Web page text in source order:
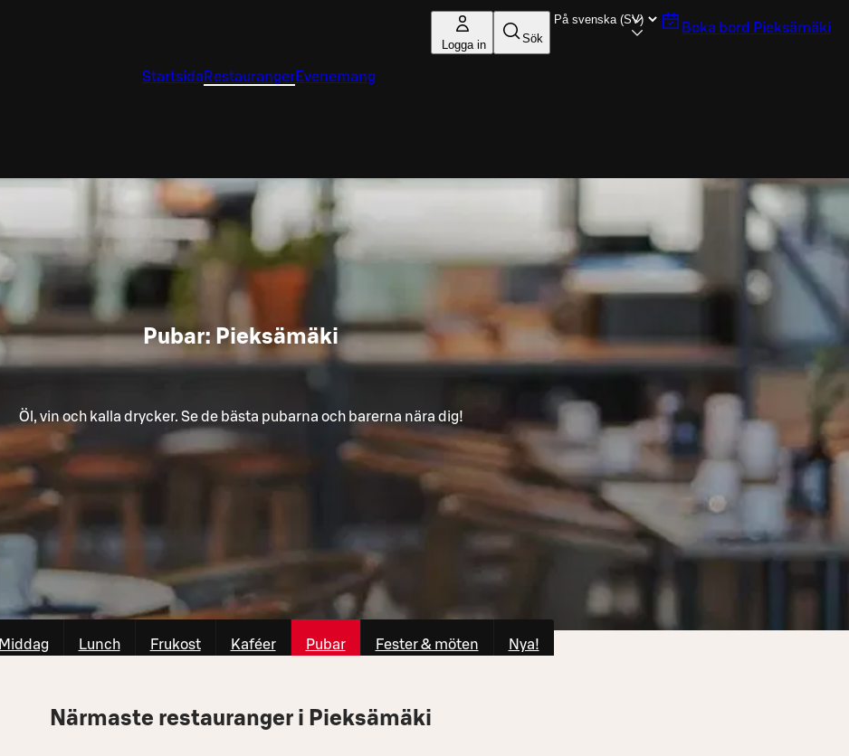
Logga in Sök
Boka bord Pieksämäki
Startsida RestaurangerEvenemang
Pubar: Pieksämäki
Öl, vin och kalla drycker. Se de bästa pubarna och barerna nära dig!
Middag Lunch Frukost Kaféer Pubar Fester & möten Nya!
Närmaste restauranger i Pieksämäki